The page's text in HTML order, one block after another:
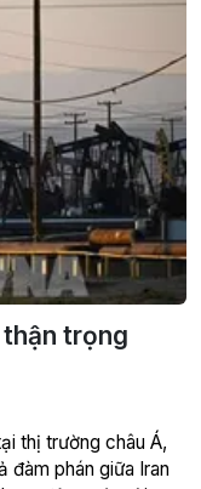
trọng
thị trường châu Á,
đàm phán giữa Iran